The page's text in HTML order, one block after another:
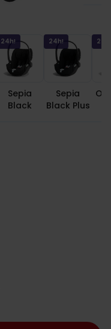
24h!
Sepia
Black
24h!
Sepia
Black Plus
24h!